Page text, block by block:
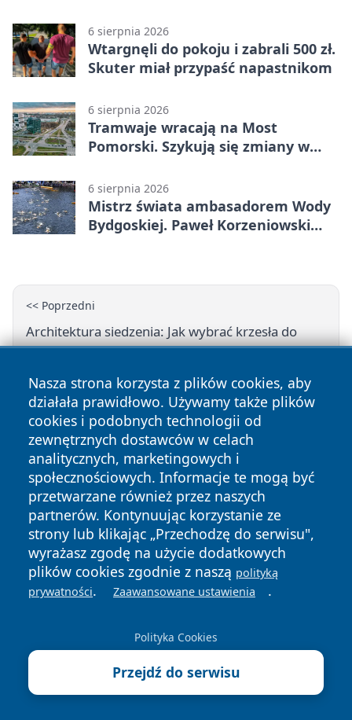
6 sierpnia 2026
Wtargnęli do pokoju i zabrali 500 zł.
Skuter miał przypaść napastnikom
6 sierpnia 2026
Tramwaje wracają na Most
Pomorski. Szykują się zmiany w
6 sierpnia 2026
Mistrz świata ambasadorem Wody
Bydgoskiej. Paweł Korzeniowski
<< Poprzedni
Architektura siedzenia: Jak wybrać krzesła do
salonu, które łączą design z ergonomią?
Następny >>
Bieg Rzeźnika w wersji online spina Polskę. Zapisy
trwają do 30.04.2026
Przydatne dane teleadresowe
Wojewódzki Inspektorat Transportu Drogowego w
Bydgoszczy - kontakt, godziny, zgłaszanie usterek
Centrum Nauki i Kultury Młyny Rothera w Bydgoszczy
- godziny, bilety, dojazd i dostępność
Nasza strona korzysta z plików cookies, aby
działała prawidłowo. Używamy także plików
cookies i podobnych technologii od
zewnętrznych dostawców w celach
analitycznych, marketingowych i
społecznościowych. Informacje te mogą być
przetwarzane również przez naszych
partnerów. Kontynuując korzystanie ze
strony lub klikając „Przechodzę do serwisu",
wyrażasz zgodę na użycie dodatkowych
plików cookies zgodnie z naszą polityką
prywatności. Zaawansowane ustawienia .
Polityka Cookies
Przejdź do serwisu